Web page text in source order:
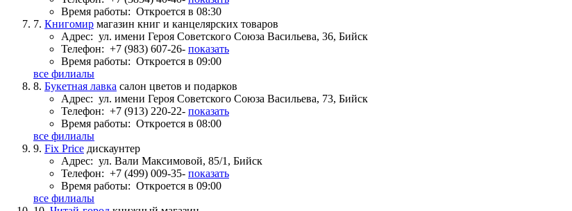
Время работы: Откроется в 08:30
7. Книгомир магазин книг и канцелярских товаров
Адрес: ул. имени Героя Советского Союза Васильева, 36, Бийск
Телефон: +7 (983) 607-26- показать
Время работы: Откроется в 09:00
все филиалы
8. Букетная лавка салон цветов и подарков
Адрес: ул. имени Героя Советского Союза Васильева, 73, Бийск
Телефон: +7 (913) 220-22- показать
Время работы: Откроется в 08:00
все филиалы
9. Fix Price дискаунтер
Адрес: ул. Вали Максимовой, 85/1, Бийск
Телефон: +7 (499) 009-35- показать
Время работы: Откроется в 09:00
все филиалы